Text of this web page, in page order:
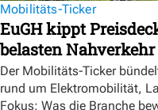
Mobilitäts-Ticker
EuGH kippt
belasten Nahverkehr
Der Mobilitäts-Ticker
rund um Elektromobilität,
Fokus: Was die Branche